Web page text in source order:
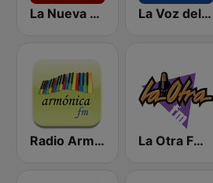
La Nueva Unica 94.5 FM La Voz del Tomebamba
Radio Armónica La Otra FM - Quito